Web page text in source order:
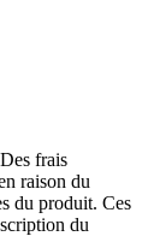
frais
raison du
du produit. Ces
du